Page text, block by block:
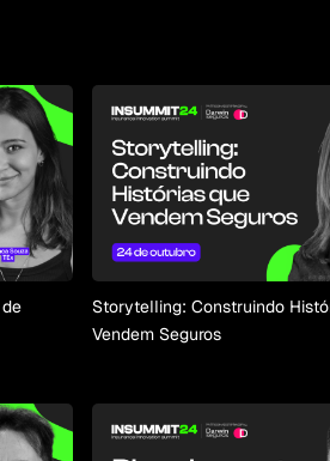
Storytelling: Construindo
Vendem Seguros